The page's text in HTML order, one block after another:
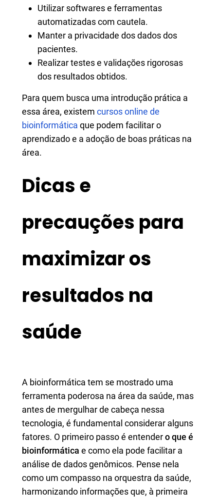
Utilizar softwares e ferramentas
automatizadas com cautela.
Manter a privacidade dos dados dos
pacientes.
Realizar testes e validações rigorosas
dos resultados obtidos.
Para quem busca uma introdução prática a
essa área, existem cursos online de
bioinformática que podem facilitar o
aprendizado e a adoção de boas práticas na
área.
Dicas e
precauções para
maximizar os
resultados na
saúde
A bioinformática tem se mostrado uma
ferramenta poderosa na área da saúde, mas
antes de mergulhar de cabeça nessa
tecnologia, é fundamental considerar alguns
fatores. O primeiro passo é entendero que é
bioinformática e como ela pode facilitar a
análise de dados genômicos. Pense nela
como um compasso na orquestra da saúde,
harmonizando informações que, à primeira